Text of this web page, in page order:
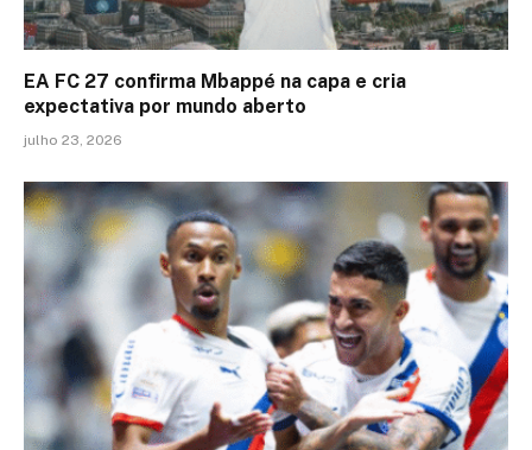
EA FC 27 confirma Mbappé na capa e cria
expectativa por mundo aberto
julho 23, 2026